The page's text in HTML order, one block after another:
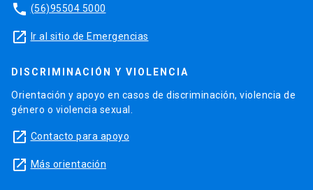
phone (56)95504 5000
launch Ir al sitio de Emergencias
DISCRIMINACIÓN Y VIOLENCIA
Orientación y apoyo en casos de discriminación, violencia de
género o violencia sexual.
launch Contacto para apoyo
launch Más orientación